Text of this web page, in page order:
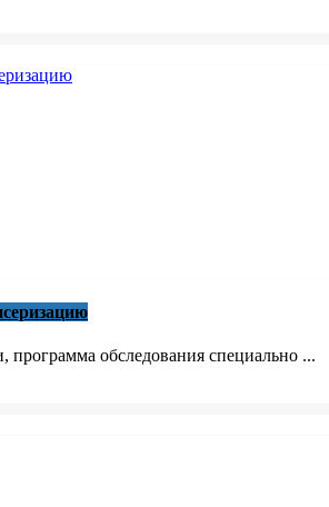
программа обследования специально ...